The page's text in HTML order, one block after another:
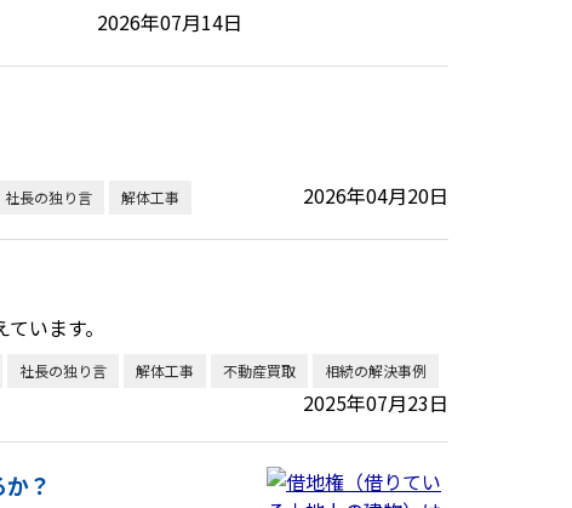
2026年07月14日
社長の独り言 解体工事 2026年04月20日
います。
社長の独り言 解体工事 不動産買取 相続の解決事例
2025年07月23日
？